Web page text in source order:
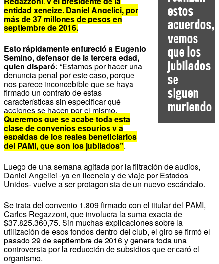
estos
acuerdos,
vemos
que los
jubilados
se
siguen
muriendo
entidad xeneize, Daniel Angelici, por
más de 37 millones de pesos en
septiembre de 2016.
Esto rápidamente enfureció a Eugenio
Semino, defensor de la tercera edad,
quien disparó: “Estamos por hacer una
denuncia penal por este caso, porque
nos parece inconcebible que se haya
firmado un contrato de estas
características sin especificar qué
acciones se hacen por el mismo.
Queremos que se acabe toda esta
clase de convenios espurios y a
espaldas de los reales beneficiarios
del PAMI, que son los jubilados”.
Luego de una semana agitada por la filtración de audios,
Daniel Angelici -ya en licencia y de viaje por Estados
Unidos- vuelve a ser protagonista de un nuevo escándalo.
Se trata del convenio 1.809 firmado con el titular del PAMI,
Carlos Regazzoni, que involucra la suma exacta de
$37.825.360,75. Sin muchas explicaciones sobre la
utilización de esos fondos dentro del club, el giro se firmó el
pasado 29 de septiembre de 2016 y genera toda una
controversia por la reducción de subsidios que encaró el
organismo.